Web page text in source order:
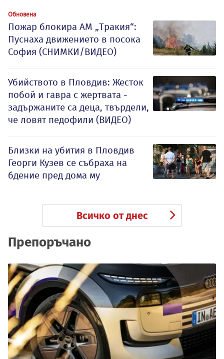
Обновена
Пожар блокира АМ „Тракия“:
Пуснаха движението в посока
София (СНИМКИ/ВИДЕО)
Убийството в Пловдив: Жесток
побой и гавра с жертвата -
задържаните са деца, твърдели,
че ловят педофили (ВИДЕО)
Близки на убития в Пловдив
Георги Кузев се събраха на
бдение пред дома му
Всичко от днес
Препоръчано